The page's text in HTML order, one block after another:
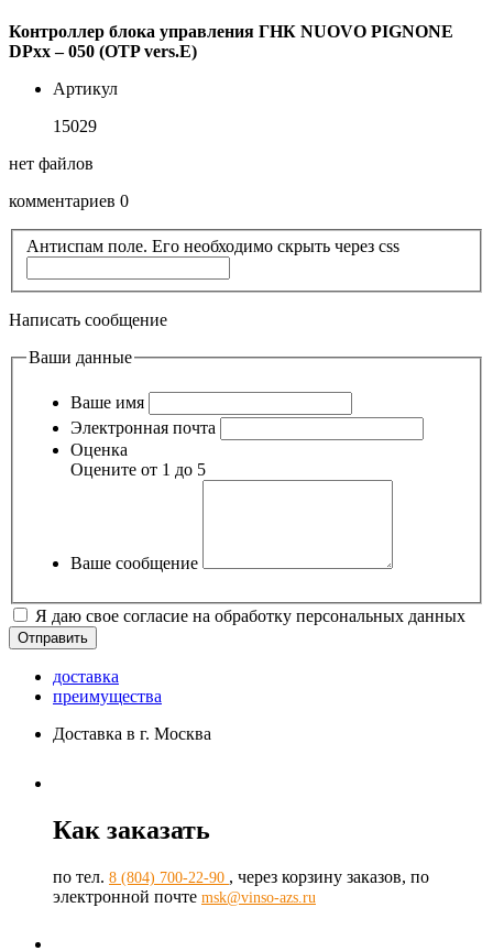
Контроллер блока управления ГНК NUOVO PIGNONE
DPхх – 050 (OTP vers.E)
Артикул
15029
нет файлов
комментариев 0
Антиспам поле. Его необходимо скрыть через css
Написать сообщение
Ваши данные
Ваше имя
Электронная почта
Оценка
Оцените от 1 до 5
Ваше сообщение
Я даю свое согласие на обработку персональных данных
доставка
преимущества
Доставка в г. Москва
Как заказать
по тел. 8 (804) 700-22-90 , через корзину заказов, по
электронной почте msk@vinso-azs.ru